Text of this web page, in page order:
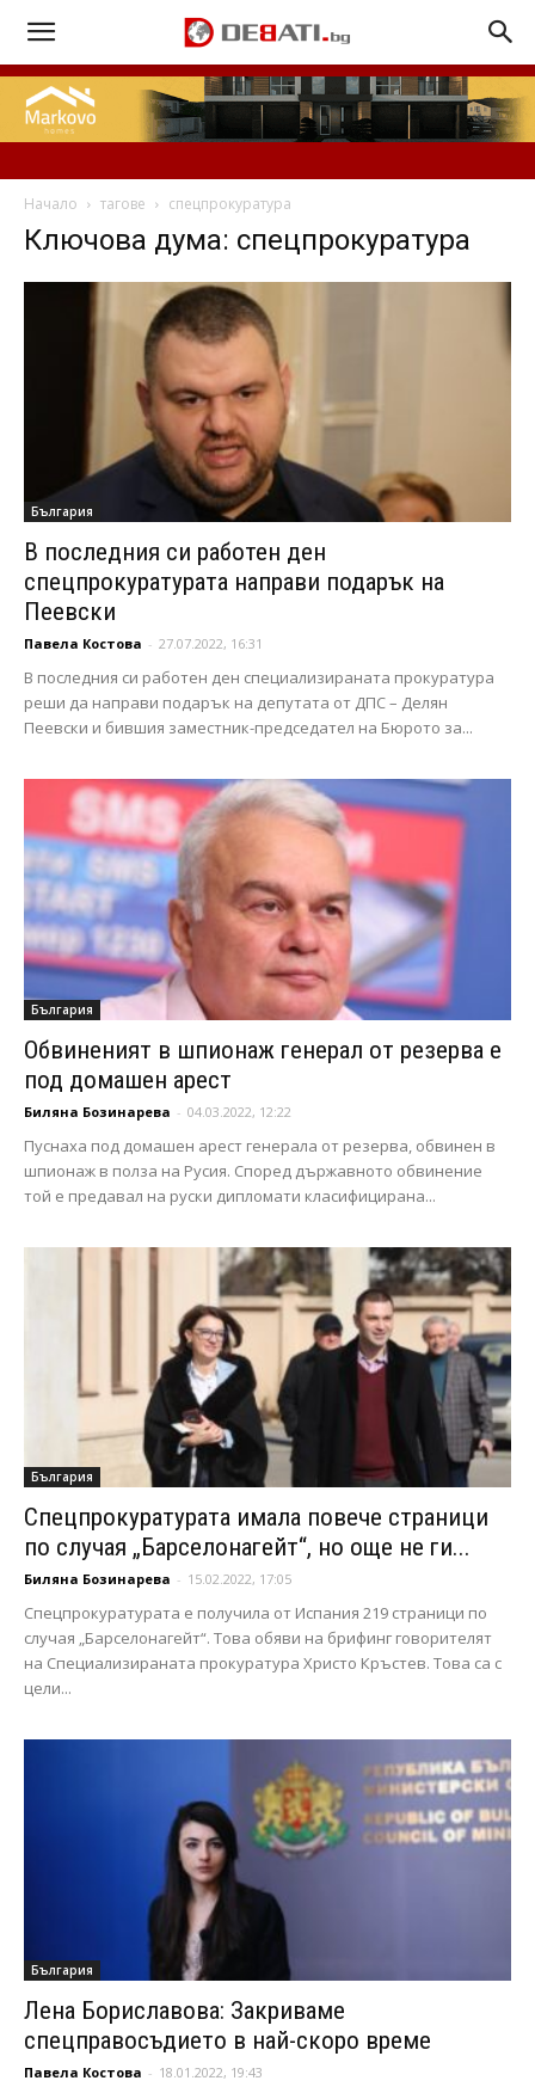
Начало тагове спецпрокуратура
Ключова дума: спецпрокуратура
България
В последния си работен ден
спецпрокуратурата направи подарък на
Пеевски
Павела Костова - 27.07.2022, 16:31
В последния си работен ден специализираната прокуратура
реши да направи подарък на депутата от ДПС – Делян
Пеевски и бившия заместник-председател на Бюрото за...
България
Обвиненият в шпионаж генерал от резерва е
под домашен арест
Биляна Бозинарева - 04.03.2022, 12:22
Пуснаха под домашен арест генерала от резерва, обвинен в
шпионаж в полза на Русия. Според държавното обвинение
той е предавал на руски дипломати класифицирана...
България
Спецпрокуратурата имала повече страници
по случая „Барселонагейт“, но още не ги...
Биляна Бозинарева - 15.02.2022, 17:05
Спецпрокуратурата е получила от Испания 219 страници по
случая „Барселонагейт“. Това обяви на брифинг говорителят
на Специализираната прокуратура Христо Кръстев. Това са с
цели...
България
Лена Бориславова: Закриваме
спецправосъдието в най-скоро време
Павела Костова - 18.01.2022, 19:43